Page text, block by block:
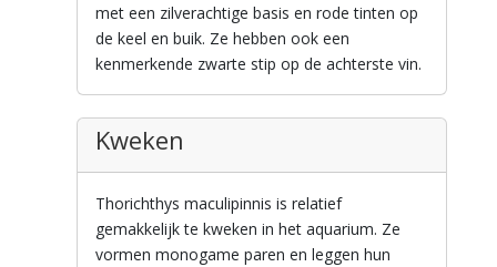
met een zilverachtige basis en rode tinten op
de keel en buik. Ze hebben ook een
kenmerkende zwarte stip op de achterste vin.
Kweken
Thorichthys maculipinnis is relatief
gemakkelijk te kweken in het aquarium. Ze
vormen monogame paren en leggen hun